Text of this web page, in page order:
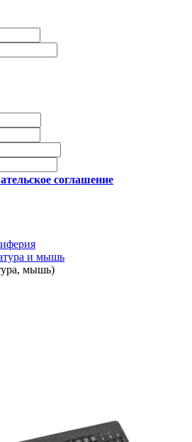
соглашение
и мышь
мышь)